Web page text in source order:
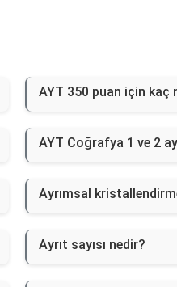
AYT 350 puan için kaç
AYT Coğrafya 1 ve 2
Ayrımsal
Ayrıt sayısı nedir?